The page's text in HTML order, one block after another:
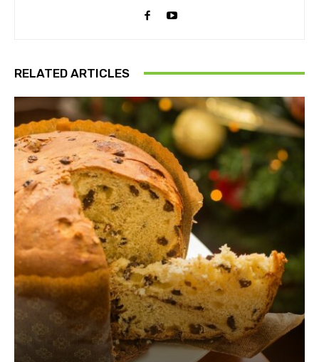
RELATED ARTICLES